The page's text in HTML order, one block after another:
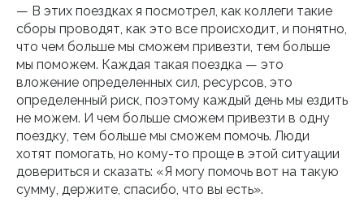
— В этих поездках я посмотрел, как коллеги такие
сборы проводят, как это все происходит, и понятно,
что чем больше мы сможем привезти, тем больше
мы поможем. Каждая такая поездка — это
вложение определенных сил, ресурсов, это
определенный риск, поэтому каждый день мы ездить
не можем. И чем больше сможем привезти в одну
поездку, тем больше мы сможем помочь. Люди
хотят помогать, но кому-то проще в этой ситуации
довериться и сказать: «Я могу помочь вот на такую
сумму, держите, спасибо, что вы есть».